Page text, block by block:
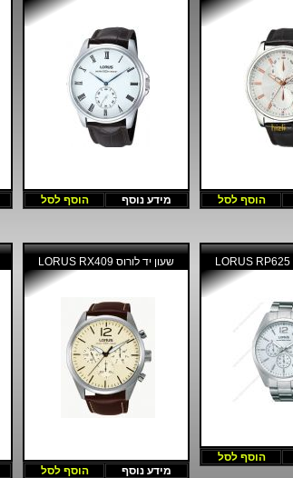
הוסף לסל מידע נוסף הוסף לסל
הוסף לסל
שעון יד לורוס LORUS RX409
מידע נוסף הוסף לסל